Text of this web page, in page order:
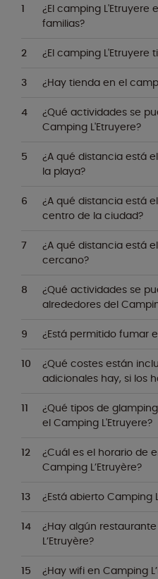
¿El camping L'Etruyere
familias?
¿El camping L'Etruyere
¿Hay tienda en el
¿Qué actividades se
Camping L'Etruyere?
¿A qué distancia está
la playa?
¿A qué distancia está
centro de la ciudad?
¿A qué distancia está
cercano?
¿Qué actividades se
alrededores del
¿Está permitido fumar
¿Qué costes están
adicionales hay, si los
¿Qué tipos de
el Camping L'Etruyere?
¿Cuál es el horario de
Camping L’Etruyère?
¿Está abierto Camping
¿Hay algún
L’Etruyère?
¿Hay wifi en Camping